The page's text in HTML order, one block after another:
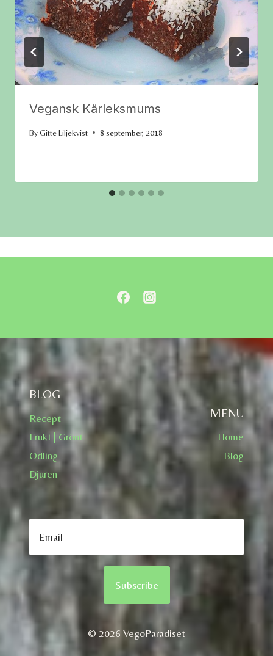
Vegansk Kärleksmums
ByGitte Liljekvist 8 september, 2018
BLOG
Recept
Frukt | Grönt
Odling
Djuren
MENU
Home
Blog
© 2026 VegoParadiset
Subscribe